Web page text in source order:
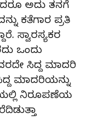
ಅದು ತನಗೆ
ಕತೆಗಾರ ಪ್ರತಿ
ಸ್ವಾರಸ್ಯಕರ
ಒಂದು
ಸಿದ್ದ ಮಾದರಿ
ಮಾದರಿಯನ್ನು
ನಿರೂಪಣೆಯ